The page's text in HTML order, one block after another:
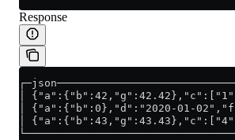
Response
│
│ {"a":{"b":0},"d":"2020-01-
│